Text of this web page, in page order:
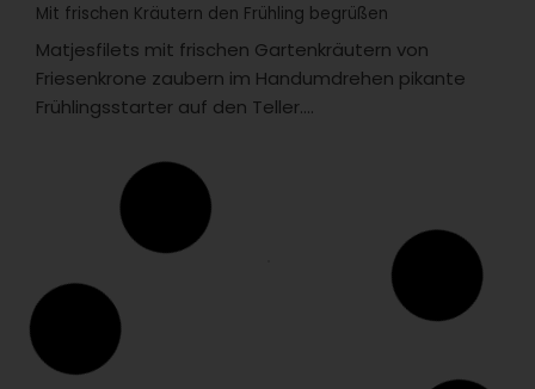
Mit frischen Kräutern den Frühling begrüßen
Matjesfilets mit frischen Gartenkräutern von
Friesenkrone zaubern im Handumdrehen pikante
Frühlingsstarter auf den Teller....